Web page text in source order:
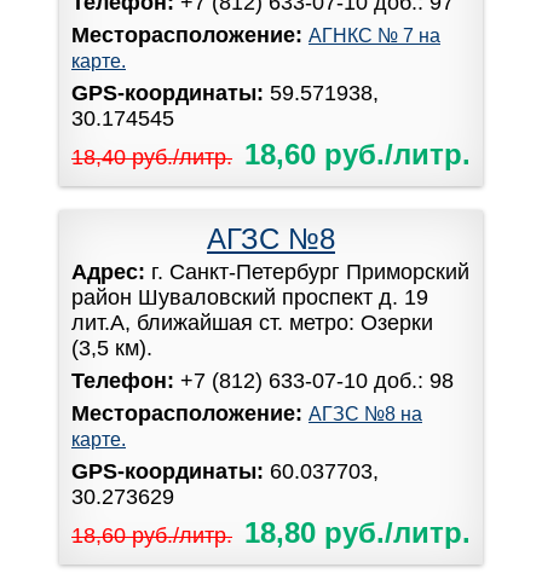
Месторасположение: АГНКС № 7 на
карте.
GPS-координаты: 59.571938,
30.174545
18,40 руб./литр. 18,60 руб./литр.
АГЗС №8
Адрес: г. Санкт-Петербург Приморский
район Шуваловский проспект д. 19
лит.А, ближайшая ст. метро: Озерки
(3,5 км).
Телефон: +7 (812) 633-07-10 доб.: 98
Месторасположение: АГЗС №8 на
карте.
GPS-координаты: 60.037703,
30.273629
18,60 руб./литр. 18,80 руб./литр.